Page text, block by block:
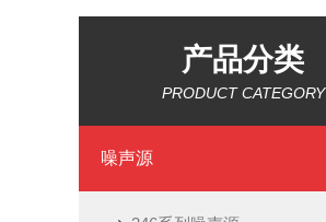
产品分类
PRODUCT CATEGORY
噪声源